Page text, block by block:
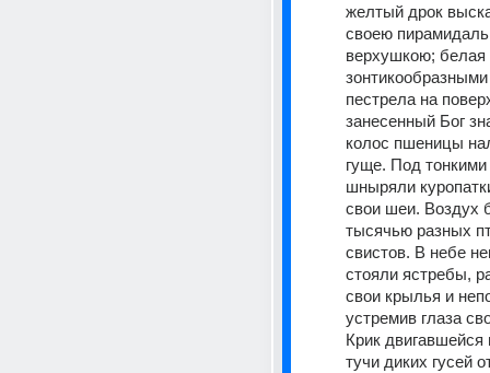
желтый дрок
своею
верхушкою; белая
пестрела на
занесенный Бог
колос пшеницы
гуще. Под
шныряли
свои шеи. Воздух
тысячью разных
свистов. В небе
стояли ястребы,
свои крылья и
устремив глаза
Крик двигавшейся
тучи диких гусей